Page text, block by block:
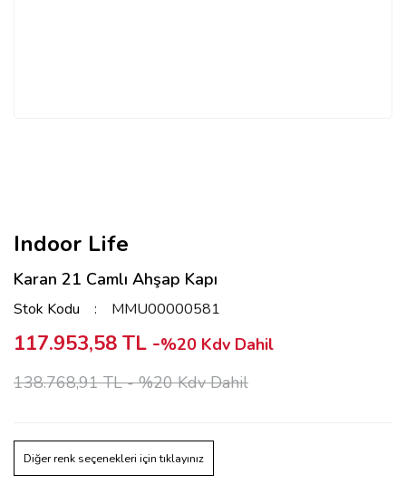
Indoor Life
Karan 21 Camlı Ahşap Kapı
Stok Kodu MMU00000581
117.953,58 TL -%20 Kdv Dahil
138.768,91 TL -%20 Kdv Dahil
Diğer renk seçenekleri için tıklayınız